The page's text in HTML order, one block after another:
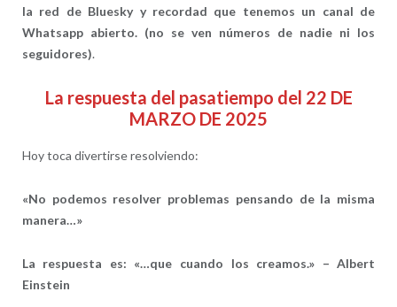
la red de Bluesky y recordad que tenemos un canal de
Whatsapp abierto. (no se ven números de nadie ni los
seguidores).
La respuesta del pasatiempo del 22 DE
MARZO DE 2025
Hoy toca divertirse resolviendo:
«No podemos resolver problemas pensando de la misma
manera…»
La respuesta es: «…que cuando los creamos.» – Albert
Einstein